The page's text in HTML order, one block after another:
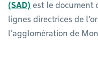
(SAD) est le document
lignes directrices de
l’agglomération de